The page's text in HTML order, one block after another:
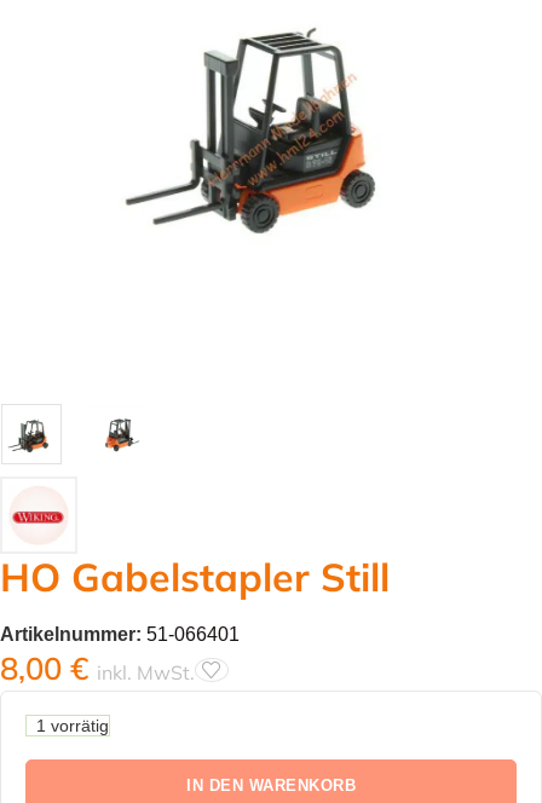
HO Gabelstapler Still
Artikelnummer: 51-066401
8,00 € inkl. MwSt.
1 vorrätig
IN DEN WARENKORB